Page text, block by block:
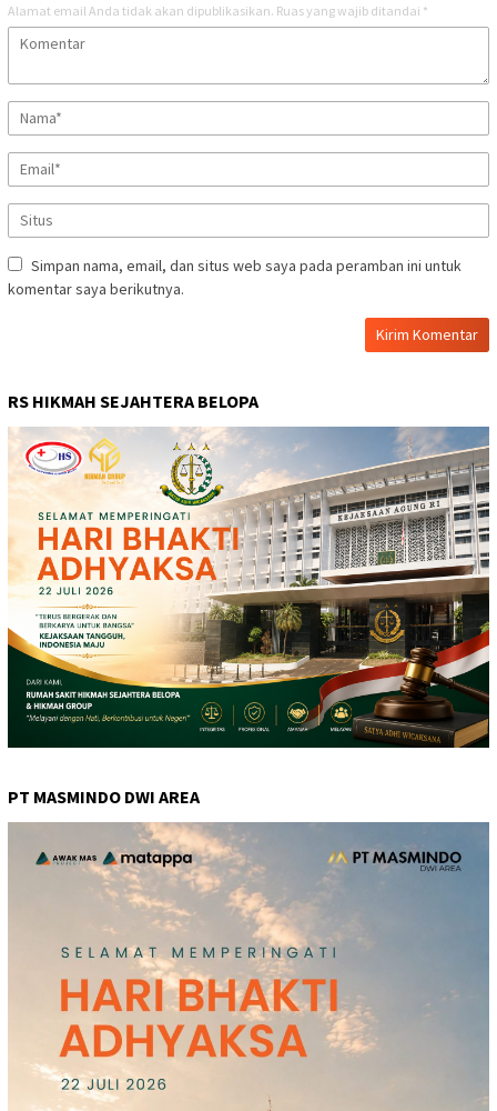
Alamat email Anda tidak akan dipublikasikan. Ruas yang wajib ditandai *
Simpan nama, email, dan situs web saya pada peramban ini untuk
komentar saya berikutnya.
RS HIKMAH SEJAHTERA BELOPA
PT MASMINDO DWI AREA